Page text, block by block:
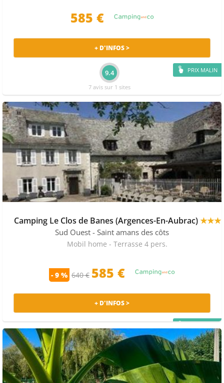
585 €
PRIX MALIN
+ D'INFOS >
9.4
7 avis sur 1 sites
Camping Le Clos de Banes (Argences-En-Aubrac)★★★
Sud Ouest - Saint amans des côts
Mobil home - Terrasse 4 pers.
- 9 % 640 € 585 €
+ D'INFOS >